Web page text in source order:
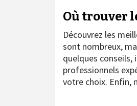
Où trouver
Découvrez les
sont nombreux,
quelques
professionnels
votre choix. Enfin,